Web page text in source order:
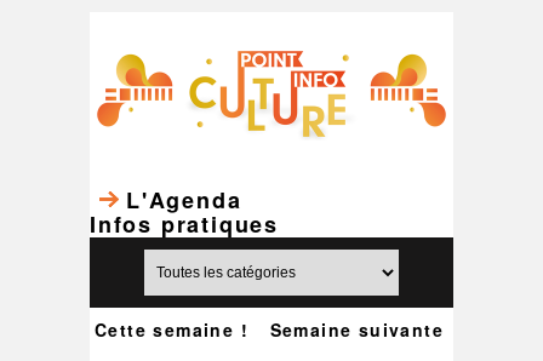
L'Agenda
Infos pratiques
Semaine suivante
Cette semaine !